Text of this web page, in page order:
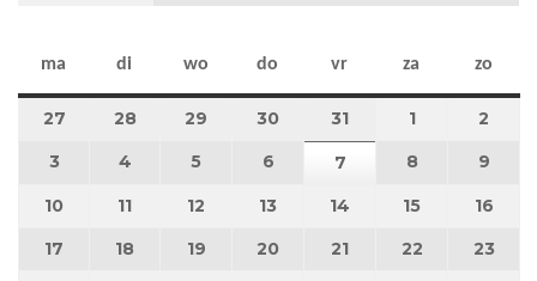
ma maandag
di dinsdag
wo woensdag
do donderdag
vr vrijdag
za zaterdag
zo
27 27 juli 2026
28 28 juli 2026
29 29 juli 2026
30 30 juli 2026
31 31 juli 2026
11 augustus
2
3 3 augustus 2026
4 4 augustus 2026
5 5 augustus 2026
6 6 augustus 2026
7 7 augustus 2026
8 8 augustus
9
10 10 augustus 2026
11 11 augustus 2026
12 12 augustus 2026
13 13 augustus 2026
14 14 augustus 2026
15 15 16
17 17 augustus 2026
18 18 augustus 2026
19 19 augustus 2026
20 20 augustus 2026
21 21 augustus 2026
22 22 23